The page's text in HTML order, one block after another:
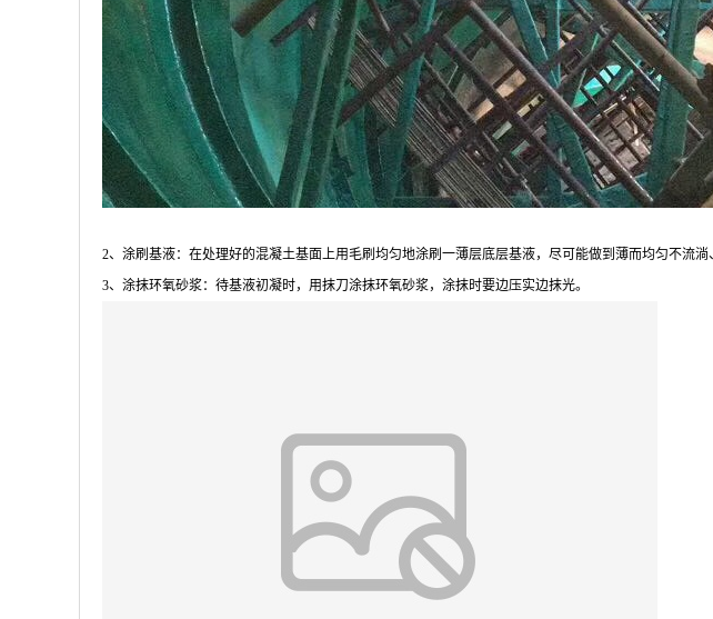
2、涂刷基液：在处理好的混凝土基面上用毛刷均匀地涂刷一薄层底层基液，尽可能做到薄而均匀不流淌
3、涂抹环氧砂浆：待基液初凝时，用抹刀涂抹环氧砂浆，涂抹时要边压实边抹光。